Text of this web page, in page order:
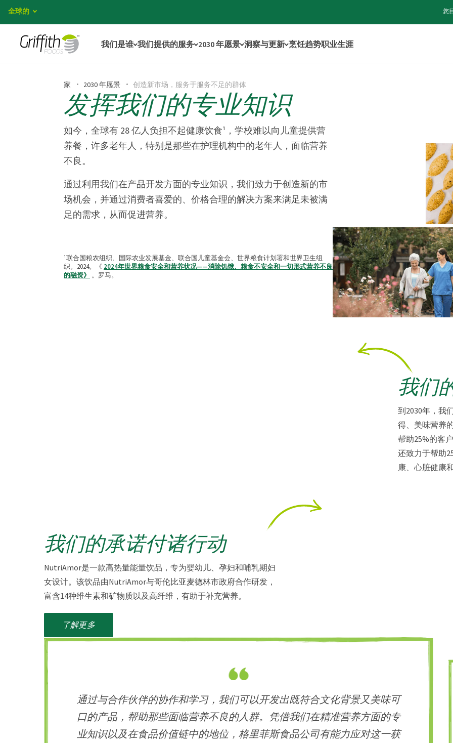
全球的 您
我们是谁 我们提供的服务 2030 年愿景 洞察与更新 烹饪趋势职业生涯
家 2030 年愿景 创造新市场，服务于服务不足的群体
发挥我们的专业知识
如今，全球有 28 亿人负担不起健康饮食¹，学校难以向儿童提供营
养餐，许多老年人，特别是那些在护理机构中的老年人，面临营养
不良。
通过利用我们在产品开发方面的专业知识，我们致力于创造新的市
场机会，并通过消费者喜爱的、价格合理的解决方案来满足未被满
足的需求，从而促进营养。
¹联合国粮农组织、国际农业发展基金、联合国儿童基金会、世界粮食计划署和世界卫生组
织。2024。《 2024年世界粮食安全和营养状况——消除饥饿、粮食不安全和一切形式营养不良
的融资》
。罗马。
我们
到2030年，我
得、美味营养
帮助25%的客
还致力于帮助
康、心脏健康
我们的承诺付诸行动
NutriAmor是一款高热量能量饮品，专为婴幼儿、孕妇和哺乳期妇
女设计。该饮品由NutriAmor与哥伦比亚麦德林市政府合作研发，
富含14种维生素和矿物质以及高纤维，有助于补充营养。
了解更多
通过与合作伙伴的协作和学习，我们可以开发出既符合文化背景又美味可
口的产品，帮助那些面临营养不良的人群。凭借我们在精准营养方面的专
业知识以及在食品价值链中的地位，格里菲斯食品公司有能力应对这一获